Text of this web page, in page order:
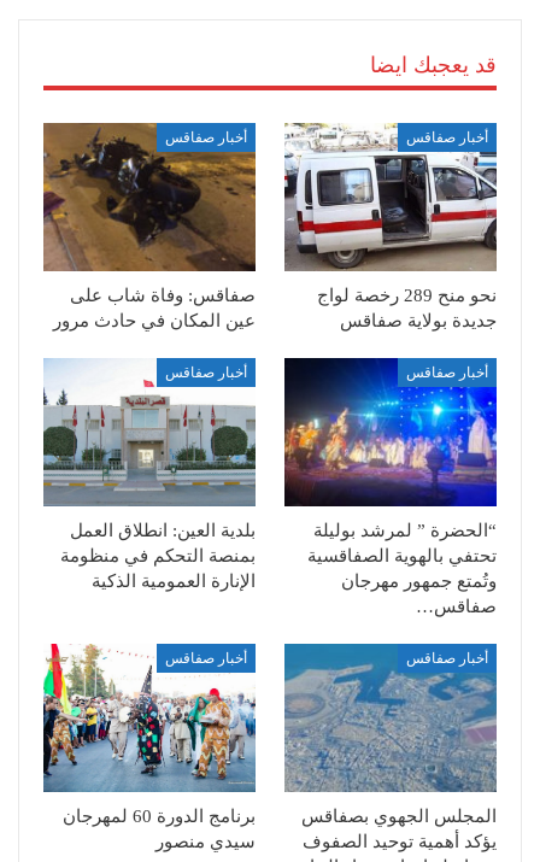
قد يعجبك ايضا
أخبار صفاقس
نحو منح 289 رخصة لواج
جديدة بولاية صفاقس
أخبار صفاقس
صفاقس: وفاة شاب على
عين المكان في حادث مرور
أخبار صفاقس
“الحضرة ” لمرشد بوليلة
تحتفي بالهوية الصفاقسية
وتُمتع جمهور مهرجان
صفاقس…
أخبار صفاقس
بلدية العين: انطلاق العمل
بمنصة التحكم في منظومة
الإنارة العمومية الذكية
أخبار صفاقس
المجلس الجهوي بصفاقس
يؤكد أهمية توحيد الصفوف
أخبار صفاقس
برنامج الدورة 60 لمهرجان
سيدي منصور